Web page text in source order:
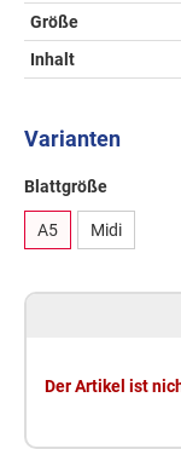
Größe
Inhalt
Varianten
Blattgröße
A5 Midi
Der Artikel ist